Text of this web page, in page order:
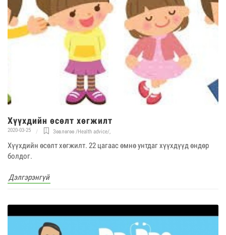
Хүүхдийн өсөлт хөгжилт
2020-03-25 Зөвлөгөө /Health advice/,
Хүүхдийн өсөлт хөгжилт. 22 цагаас өмнө унтдаг хүүхдүүд өндөр
болдог.
Дэлгэрэнгүй